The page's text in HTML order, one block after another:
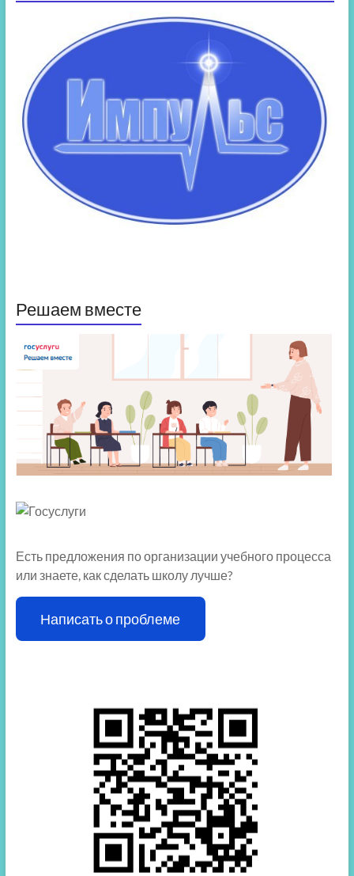
Решаем вместе
Есть предложения по организации учебного процесса
или знаете, как сделать школу лучше?
Написать о проблеме